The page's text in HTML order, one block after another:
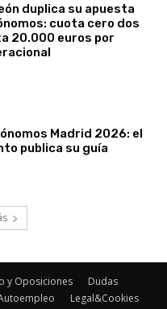
duplica su apuesta
cuota cero dos
20.000 euros por
Madrid 2026: el
publica su guía
y Oposiciones
Dudas
Legal&Cookies